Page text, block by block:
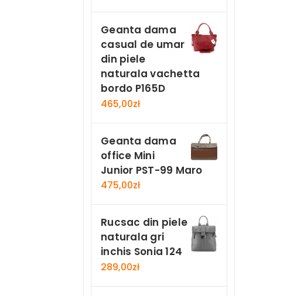
Geanta dama
casual de umar
din piele
naturala vachetta
bordo P165D
465,00zł
Geanta dama
office Mini
Junior PST-99 Maro
475,00zł
Rucsac din piele
naturala gri
inchis Sonia 124
289,00zł